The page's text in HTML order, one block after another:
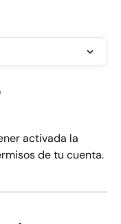
activada la
de tu cuenta.